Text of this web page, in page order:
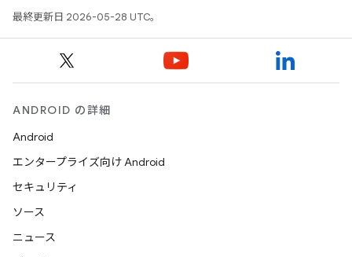
最終更新日 2026-05-28 UTC。
ANDROID の詳細
Android
エンタープライズ向け Android
セキュリティ
ソース
ニュース